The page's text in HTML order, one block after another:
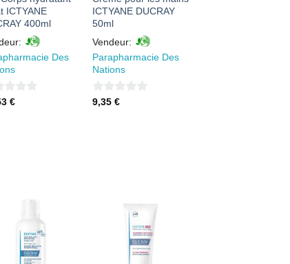
ICTYANE
400ml
Des
€
ICTYANE DUCRAY
50ml
Vendeur:
Parapharmacie Des
Nations
0
9,35 €
AJOUTER
À MES
FAVORIS
AJOUTER
À MES